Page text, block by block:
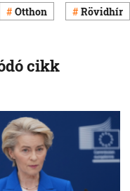
Otthon Rövidhír
cikk